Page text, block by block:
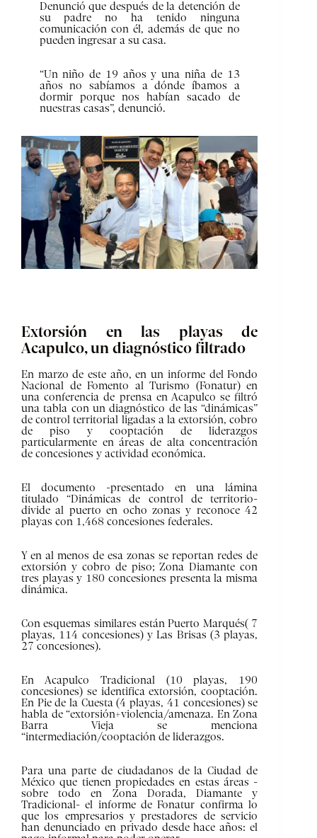
Denunció que después de la detención de
su padre no ha tenido ninguna
comunicación con él, además de que no
pueden ingresar a su casa.
“Un niño de 19 años y una niña de 13
años no sabíamos a dónde íbamos a
dormir porque nos habían sacado de
nuestras casas”, denunció.
Extorsión en las playas de
Acapulco, un diagnóstico filtrado
En marzo de este año, en un informe del Fondo
Nacional de Fomento al Turismo (Fonatur) en
una conferencia de prensa en Acapulco se filtró
una tabla con un diagnóstico de las “dinámicas”
de control territorial ligadas a la extorsión, cobro
de piso y cooptación de liderazgos
particularmente en áreas de alta concentración
de concesiones y actividad económica.
El documento -presentado en una lámina
titulado “Dinámicas de control de territorio-
divide al puerto en ocho zonas y reconoce 42
playas con 1,468 concesiones federales.
Y en al menos de esa zonas se reportan redes de
extorsión y cobro de piso; Zona Diamante con
tres playas y 180 concesiones presenta la misma
dinámica.
Con esquemas similares están Puerto Marqués( 7
playas, 114 concesiones) y Las Brisas (3 playas,
27 concesiones).
En Acapulco Tradicional (10 playas, 190
concesiones) se identifica extorsión, cooptación.
En Pie de la Cuesta (4 playas, 41 concesiones) se
habla de “extorsión+violencia/amenaza. En Zona
Barra Vieja se menciona
“intermediación/cooptación de liderazgos.
Para una parte de ciudadanos de la Ciudad de
México que tienen propiedades en estas áreas -
sobre todo en Zona Dorada, Diamante y
Tradicional- el informe de Fonatur confirma lo
que los empresarios y prestadores de servicio
han denunciado en privado desde hace años: el